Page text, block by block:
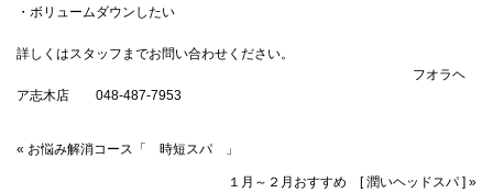
・ボリュームダウンしたい
詳しくはスタッフまでお問い合わせください。
フオラヘ
ア志木店 048-487-7953
« お悩み解消コース「 時短スパ 」
１月～２月おすすめ [ 潤いヘッドスパ ] »